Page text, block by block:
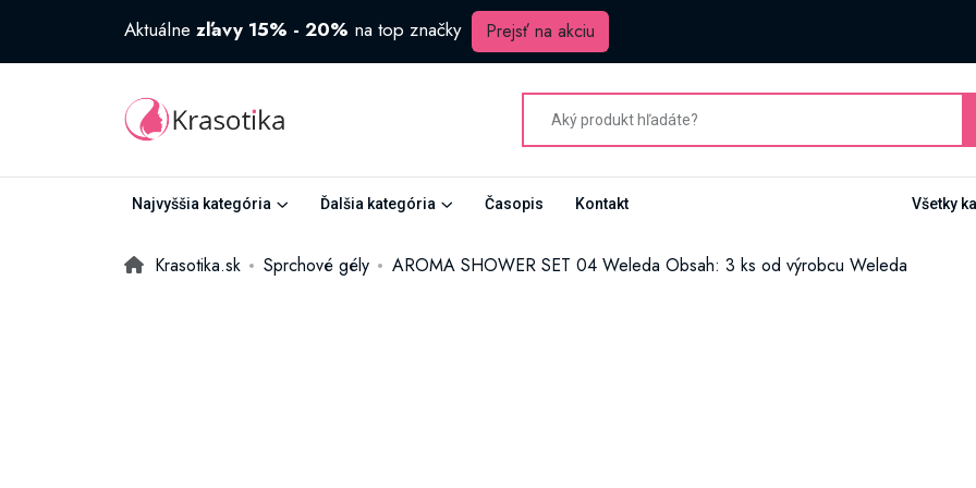
Aktuálne zľavy 15% - 20% na top značky Prejsť na akciu
Najvyššia kategória Ďalšia kategória Časopis Kontakt Všetky
Krasotika.sk Sprchové gély AROMA SHOWER SET 04 Weleda Obsah: 3 ks od výrobcu Weleda